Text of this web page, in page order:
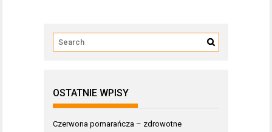
OSTATNIE WPISY
Czerwona pomarańcza – zdrowotne